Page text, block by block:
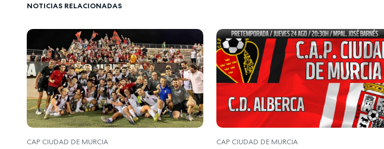
NOTICIAS RELACIONADAS
CAP CIUDAD DE MURCIA CAP CIUDAD DE MURCIA